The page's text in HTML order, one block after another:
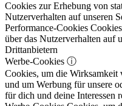
Cookies zur Erhebung von
Nutzerverhalten auf unseren
Performance-Cookies
über das Nutzerverhalten auf
Drittanbietern
Werbe-Cookies ⓘ
Cookies, um die Wirksamkeit
und um Werbung für unsere
für dich und deine Interessen